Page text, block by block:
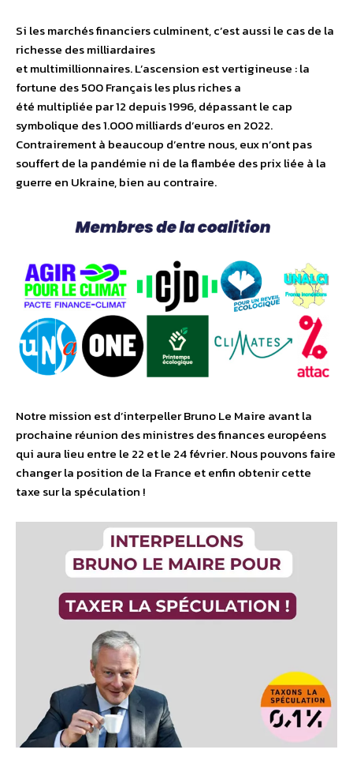
Si les marchés financiers culminent, c’est aussi le cas de la
richesse des milliardaires
et multimillionnaires. L’ascension est vertigineuse : la
fortune des 500 Français les plus riches a
été multipliée par 12 depuis 1996, dépassant le cap
symbolique des 1.000 milliards d’euros en 2022.
Contrairement à beaucoup d’entre nous, eux n’ont pas
souffert de la pandémie ni de la flambée des prix liée à la
guerre en Ukraine, bien au contraire.
Notre mission est d’interpeller Bruno Le Maire avant la
prochaine réunion des ministres des finances européens
qui aura lieu entre le 22 et le 24 février. Nous pouvons faire
changer la position de la France et enfin obtenir cette
taxe sur la spéculation !